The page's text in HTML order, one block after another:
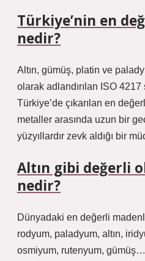
Türkiye’nin en
nedir?
Altın, gümüş, platin ve
olarak adlandırılan ISO 4217
Türkiye’de çıkarılan en
metaller arasında uzun bir
yüzyıllardır zevk aldığı bir
Altın gibi değerli
nedir?
Dünyadaki en değerli
rodyum, paladyum, altın,
osmiyum, rutenyum,